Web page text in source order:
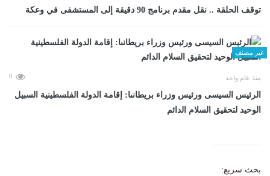
توقف الحلقة .. نقل مقدم برنامج 90 دقيقة إلى المستشفى في وعكة
غير مصنف
منذ عام واحد 0
الرئيس السيسى ورئيس وزراء بريطانىا: إقامة الدولة الفلسطينية السبيل
الوحيد لتحقيق السلام الدائم
بحث سريع: